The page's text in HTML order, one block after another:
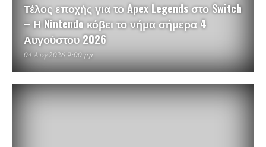
Τέλος εποχής για το Apex Legends στο Switch
– Η Nintendo κόβει το νήμα σήμερα 4
Αυγούστου 2026
04 Αυγ 2026 9:00 μμ